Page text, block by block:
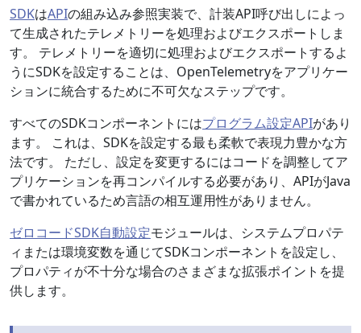
SDKはAPIの組み込み参照実装で、計装API呼び出しによっ
て生成されたテレメトリーを処理およびエクスポートしま
す。 テレメトリーを適切に処理およびエクスポートするよ
うにSDKを設定することは、OpenTelemetryをアプリケー
ションに統合するために不可欠なステップです。
すべてのSDKコンポーネントにはプログラム設定APIがあり
ます。 これは、SDKを設定する最も柔軟で表現力豊かな方
法です。 ただし、設定を変更するにはコードを調整してア
プリケーションを再コンパイルする必要があり、APIがJava
で書かれているため言語の相互運用性がありません。
ゼロコードSDK自動設定モジュールは、システムプロパテ
ィまたは環境変数を通じてSDKコンポーネントを設定し、
プロパティが不十分な場合のさまざまな拡張ポイントを提
供します。